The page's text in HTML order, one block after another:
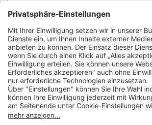
Garantiefonds der Schweizer